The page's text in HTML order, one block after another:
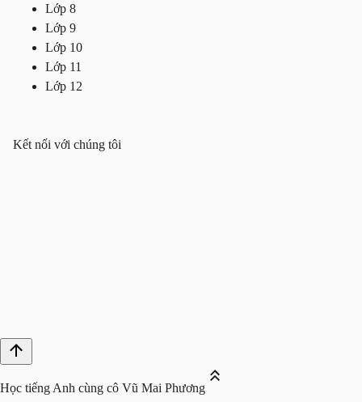
Lớp 8
Lớp 9
Lớp 10
Lớp 11
Lớp 12
Kết nối với chúng tôi
Học tiếng Anh cùng cô Vũ Mai Phương